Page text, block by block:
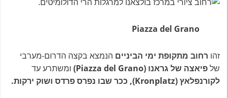
Piazza del Grano
זהו רחוב מתקופת ימי הביניים הנמצא בקצה הדרום-מערבי
שלפיאצה של גראנו (Piazza del Grano)
ומשתרע עד
לקורנפלאץ (Kronplatz), ככר שבו נפרס פרדס ושוק ירקות.